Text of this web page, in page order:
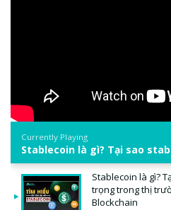
Currently Playing
Stablecoin là gì?
trọng trong thị
Blockchain